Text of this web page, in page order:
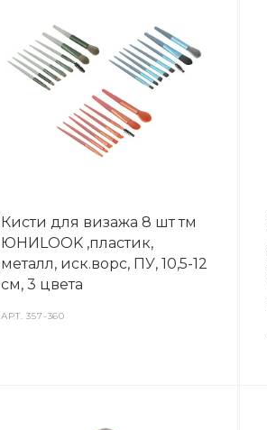
Кисти для визажа 8 шт тм
ЮНИLOOK ,пластик,
металл, иск.ворс, ПУ, 10,5-12
см, 3 цвета
АРТ.357-360